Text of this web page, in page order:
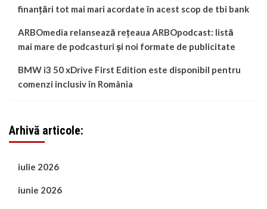
finanțări tot mai mari acordate în acest scop de tbi bank
ARBOmedia relansează rețeaua ARBOpodcast: listă
mai mare de podcasturi și noi formate de publicitate
BMW i3 50 xDrive First Edition este disponibil pentru
comenzi inclusiv în România
Arhivă articole:
iulie 2026
iunie 2026